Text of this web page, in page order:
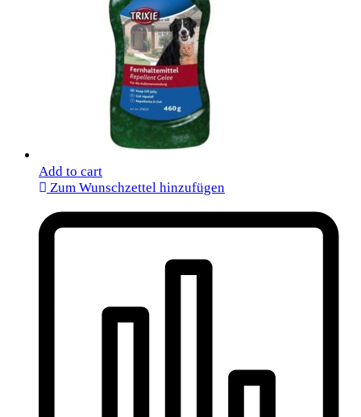
Add to cart
Zum Wunschzettel hinzufügen